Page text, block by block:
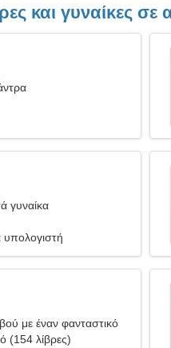
και γυναίκες σε
γυναίκα
υπολογιστή
με έναν φανταστικό
(154 λίβρες)